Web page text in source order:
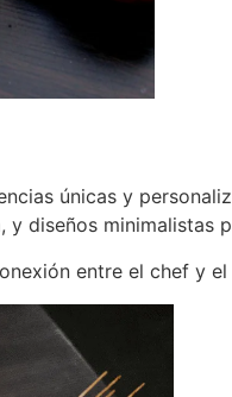
únicas y
diseños minimalistas
entre el chef y el